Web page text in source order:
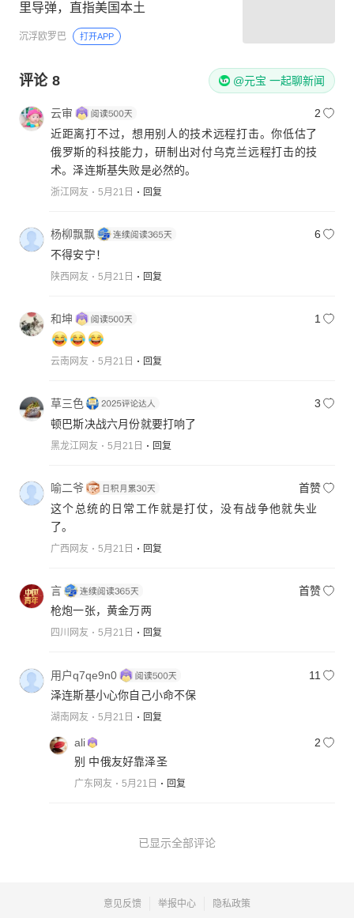
里导弹，直指美国本土
沉浮欧罗巴 打开APP
评论 8 @元宝 一起聊新闻
云审
2
近距离打不过，想用别人的技术远程打击。你低估了
俄罗斯的科技能力，研制出对付乌克兰远程打击的技
术。泽连斯基失败是必然的。
浙江网友 5月21日 回复
杨柳飘飘
6
不得安宁！
陕西网友 5月21日 回复
和坤 1
云南网友 5月21日 回复
草三色
3
顿巴斯决战六月份就要打响了
黑龙江网友 5月21日 回复
喻二爷
首赞
这个总统的日常工作就是打仗，没有战争他就失业
了。
广西网友 5月21日 回复
言
首赞
枪炮一张，黄金万两
四川网友 5月21日 回复
用户q7qe9n0
11
泽连斯基小心你自己小命不保
湖南网友 5月21日 回复
ali
2
别 中俄友好靠泽圣
广东网友 5月21日 回复
已显示全部评论
意见反馈 举报中心 隐私政策